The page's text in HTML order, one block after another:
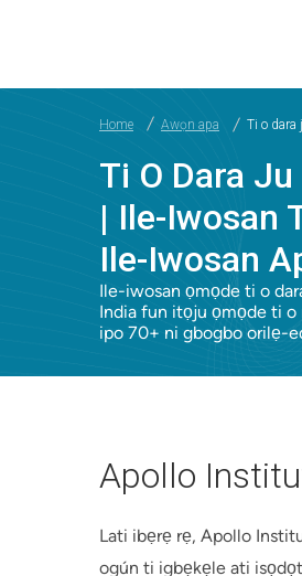
Home Awọn apa Ti o dara
Ti O Dara
| Ile-Iwosan
Ile-Iwosan
Ile-iwosan ọmọde ti o
India fun itọju ọmọde ti o
ipo 70+ ni gbogbo orilẹ-
Apollo
Lati ibẹrẹ rẹ, Apollo
ogún ti igbẹkẹle ati